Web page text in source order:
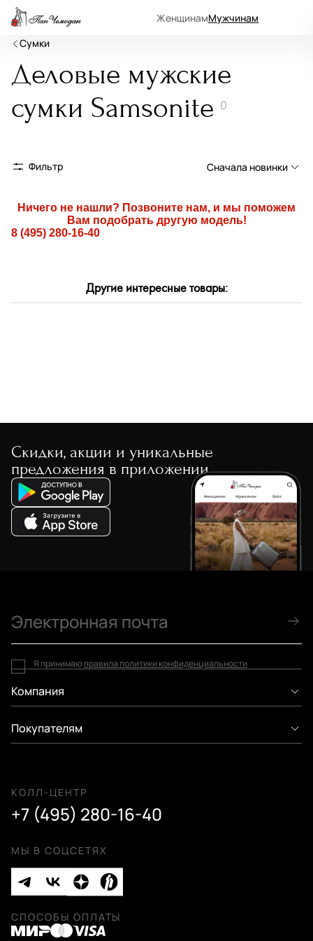
ЖенщинамМужчинам
Сумки
Деловые мужские
сумки Samsonite 0
Фильтр Сначала новинки
Сначала новинки
Сначала популярные
По размеру скидки
Ничего не нашли? Позвоните нам, и мы поможем
Вам подобрать другую модель!
8 (495) 280-16-40
Другие интересные товары:
Скидки, акции и уникальные
предложения в приложении
Компания
Покупателям
КОЛЛ-ЦЕНТР
+7 (495) 280-16-40
МЫ В СОЦСЕТЯХ
Я принимаю правила политики конфиденциальности
СПОСОБЫ ОПЛАТЫ